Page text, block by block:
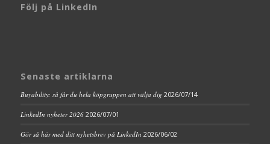
Följ på LinkedIn
Senaste artiklarna
Buyability: så får du hela köpgruppen att välja dig 2026/07/14
LinkedIn nyheter 2026 2026/07/01
Gör så här med ditt nyhetsbrev på LinkedIn 2026/06/02